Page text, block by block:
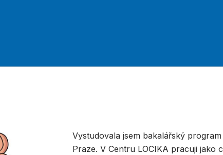
Vystudovala jsem bakalářský
Praze. V Centru LOCIKA pracuji jako